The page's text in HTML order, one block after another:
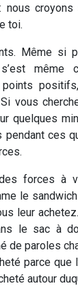
croyons
toi.
Même si
même
vous
quelques
ces
forces à
le
leur
le sac à
de paroles
parce
autour